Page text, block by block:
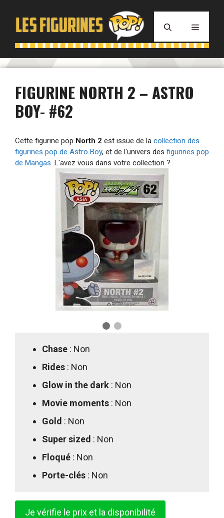
contenu
MENU
FIGURINE NORTH 2 – ASTRO
BOY- #62
Cette figurine pop North 2 est issue de la collection des
figurines pop de Astro Boy, et de l'univers des figurines pop
de Mangas. L'avez vous dans votre collection ?
Chase : Non
Rides : Non
Glow in the dark : Non
Movie moments : Non
Gold : Non
Super sized : Non
Floqué : Non
Porte-clés : Non
Je vérifie le prix et la disponibilité